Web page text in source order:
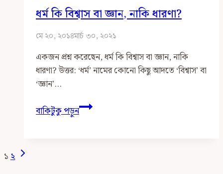
২
ধর্ম কি বিশ্বাস বা জ্ঞান, নাকি ধারণা?
মে ২০, ২০১৪মার্চ ৩০, ২০২১
একজন প্রশ্ন করেছেন, ধর্ম কি বিশ্বাস বা জ্ঞান, নাকি
ধারণা? উত্তর: ‘ধর্ম’ নামের কোনো কিছু আদতে ‘বিশ্বাস’ বা
‘জ্ঞান’…
বাকিটুকু পড়ুনধর্ম
কি
Page
১২ Next